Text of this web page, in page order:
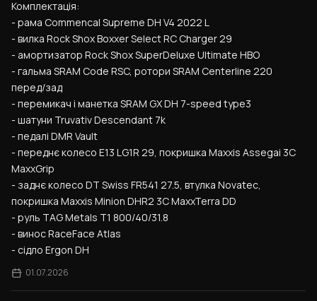
Комплектація:
- рама Commencal Supreme DH V4 2022 L
- вилка Rock Shox Boxxer Select RC Charger 29
- амортизатор Rock Shox SuperDeluxe Ultimate HBO
- гальма SRAM Code RSC, ротори SRAM Centerline 220
перед/зад
- перемикач і манетка SRAM GX DH 7-speed type3
- шатуни Truvativ Descendant 7k
- педалі DMR Vault
- переднє колесо E13 LG1R 29, покришка Maxxis Assegai 3C
MaxxGrip
- заднє колесо DT Swiss FR541 27.5, втулка Novatec,
покришка Maxxis Minion DHR2 3C MaxxTerra DD
- руль TAG Metals T1 800/40/31.8
- винос RaceFace Atlas
- сідло Ergon DH
01.07.2026